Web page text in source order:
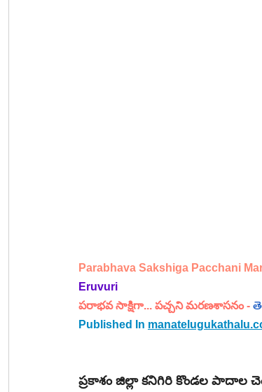
Parabhava Sakshiga Pacchani
Eruvuri
పరాభవ సాక్షిగా... పచ్చని మరణశాసనం -
Published In
ప్రకాశం జిల్లా కనిగిరి కొండల పాదాల